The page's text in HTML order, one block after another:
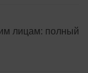
лицам: полный